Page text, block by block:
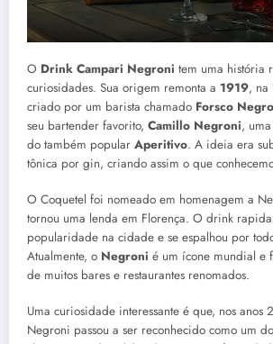
O Drink Campari Negroni tem uma história
curiosidades. Sua origem remonta a 1919, na
criado por um barista chamado Forsco
seu bartender favorito, Camillo Negroni,
do também popular Aperitivo. A ideia era
tônica por gin, criando assim o que
O Coquetel foi nomeado em homenagem a
tornou uma lenda em Florença. O drink
popularidade na cidade e se espalhou por
Atualmente, o Negroni é um ícone mundial e
de muitos bares e restaurantes renomados.
Uma curiosidade interessante é que, nos
Negroni passou a ser reconhecido como um